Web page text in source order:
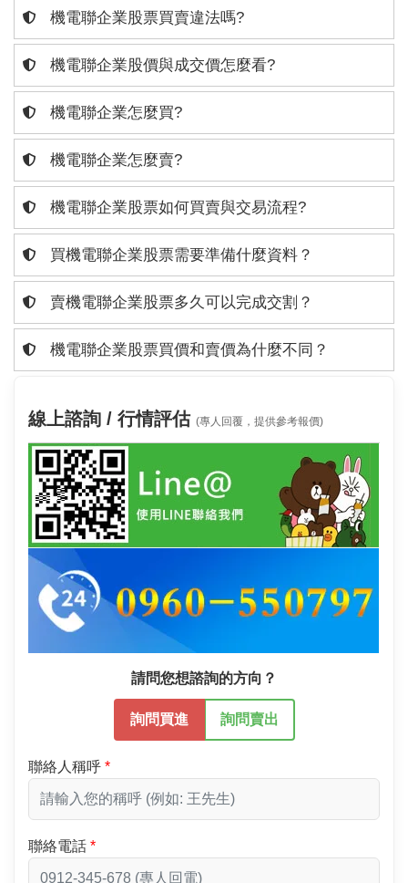
機電聯企業股票買賣違法嗎?
機電聯企業股價與成交價怎麼看?
機電聯企業怎麼買?
機電聯企業怎麼賣?
機電聯企業股票如何買賣與交易流程?
買機電聯企業股票需要準備什麼資料？
賣機電聯企業股票多久可以完成交割？
機電聯企業股票買價和賣價為什麼不同？
線上諮詢 / 行情評估 (專人回覆，提供參考報價)
請問您想諮詢的方向？
詢問買進 詢問賣出
聯絡人稱呼
聯絡電話